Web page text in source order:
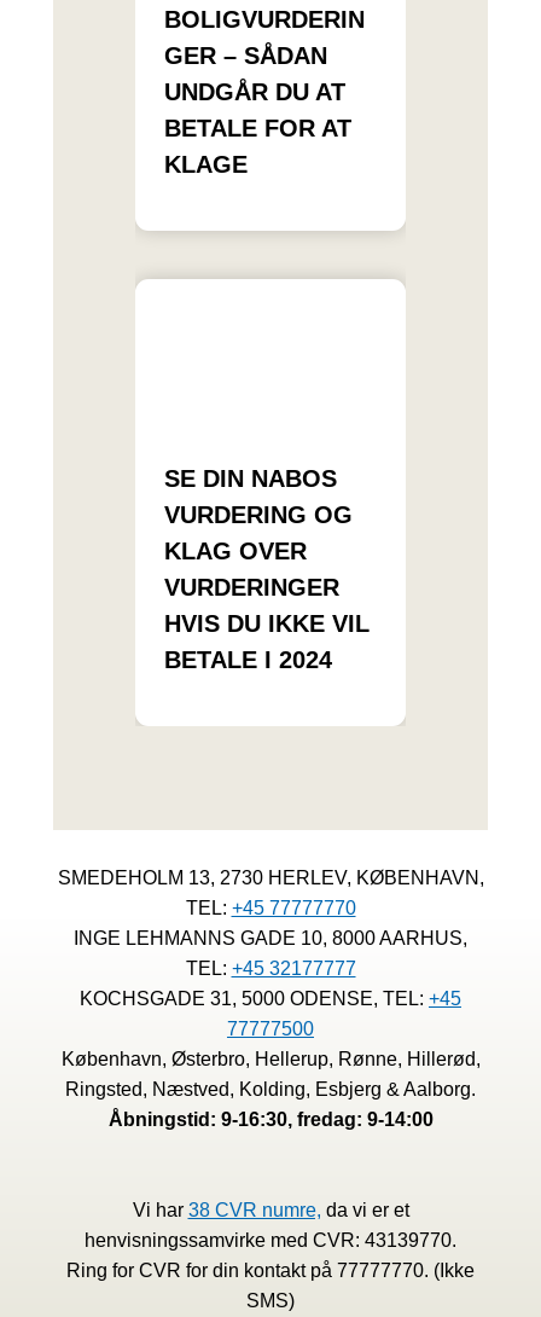
BOLIGVURDERIN
GER – SÅDAN
UNDGÅR DU AT
BETALE FOR AT
KLAGE
SE DIN NABOS
VURDERING OG
KLAG OVER
VURDERINGER
HVIS DU IKKE VIL
BETALE I 2024
SMEDEHOLM 13, 2730 HERLEV, KØBENHAVN,
TEL: +45 77777770
INGE LEHMANNS GADE 10, 8000 AARHUS,
TEL: +45 32177777
KOCHSGADE 31, 5000 ODENSE, TEL: +45
77777500
København, Østerbro, Hellerup, Rønne, Hillerød,
Ringsted, Næstved, Kolding, Esbjerg & Aalborg.
Åbningstid: 9-16:30, fredag: 9-14:00
Vi har 38 CVR numre, da vi er et
henvisningssamvirke med CVR: 43139770.
Ring for CVR for din kontakt på 77777770. (Ikke
SMS)